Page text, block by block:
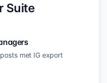
Suite
met IG export